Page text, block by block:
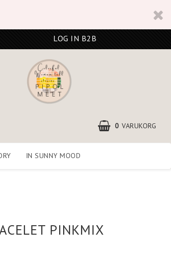
LOG IN B2B
0 VARUKORG
IN SUNNY MOOD
PINKMIX